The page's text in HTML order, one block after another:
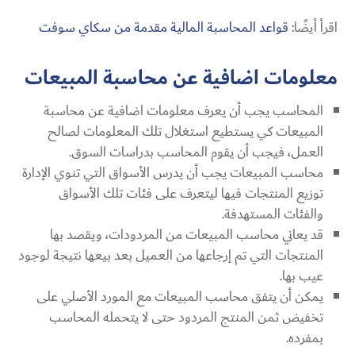
اقرأ أيضًا:قواعد المحاسبة المالية مقدمة من سكاي سوفت
معلومات اضافية عن محاسبة المبيعات
المحاسب يجب أن يعرف معلومات اضافية عن محاسبة
المبيعات كي يستطيع استغلال تلك المعلومات لصالح
العمل، فيجب أن يقوم المحاسب بدراسات السوق.
محاسب المبيعات يجب أن يدرس الأسواق التي تنوي الإدارة
توزيع المنتجات فيها ليتعرف على فئات تلك الأسواق
والفئات المستهدفة.
قد يعاني محاسب المبيعات من المردودات، ويقصد بها
المنتجات التي تم إرجاعها من العميل بعد بيعها نتيجة لوجود
عيب بها.
يمكن أن يتفق محاسب المبيعات مع المورد الأصلي على
تخفيض ثمن المنتج المردود حتى لا يتحمله المحاسب
بمفرده.